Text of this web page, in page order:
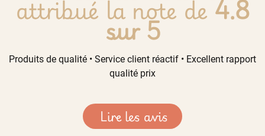
attribué la note de4.8
sur 5
Produits de qualité • Service client réactif • Excellent rapport
qualité prix
Lire les avis